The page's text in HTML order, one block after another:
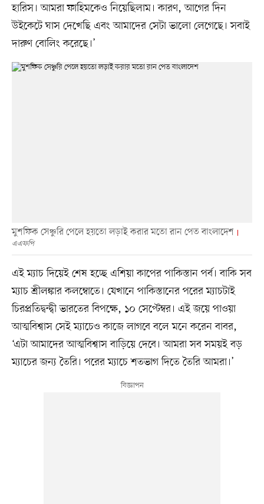
হারিস। আমরা ফাহিমকেও নিয়েছিলাম। কারণ, আগের দিন
উইকেটে ঘাস দেখেছি এবং আমাদের সেটা ভালো লেগেছে। সবাই
দারুণ বোলিং করেছে।’
মুশফিক সেঞ্চুরি পেলে হয়তো লড়াই করার মতো রান পেত বাংলাদেশ
এএফপি
এই ম্যাচ দিয়েই শেষ হচ্ছে এশিয়া কাপের পাকিস্তান পর্ব। বাকি সব
ম্যাচ শ্রীলঙ্কার কলম্বোতে। যেখানে পাকিস্তানের পরের ম্যাচটাই
চিরপ্রতিদ্বন্দ্বী ভারতের বিপক্ষে, ১০ সেপ্টেম্বর। এই জয়ে পাওয়া
আত্মবিশ্বাস সেই ম্যাচেও কাজে লাগবে বলে মনে করেন বাবর,
‘এটা আমাদের আত্মবিশ্বাস বাড়িয়ে দেবে। আমরা সব সময়ই বড়
ম্যাচের জন্য তৈরি। পরের ম্যাচে শতভাগ দিতে তৈরি আমরা।’